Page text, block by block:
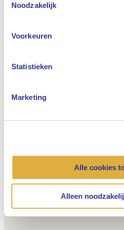
Noodzakelijk
Voorkeuren
Statistieken
Marketing
Alle cookies
Alleen